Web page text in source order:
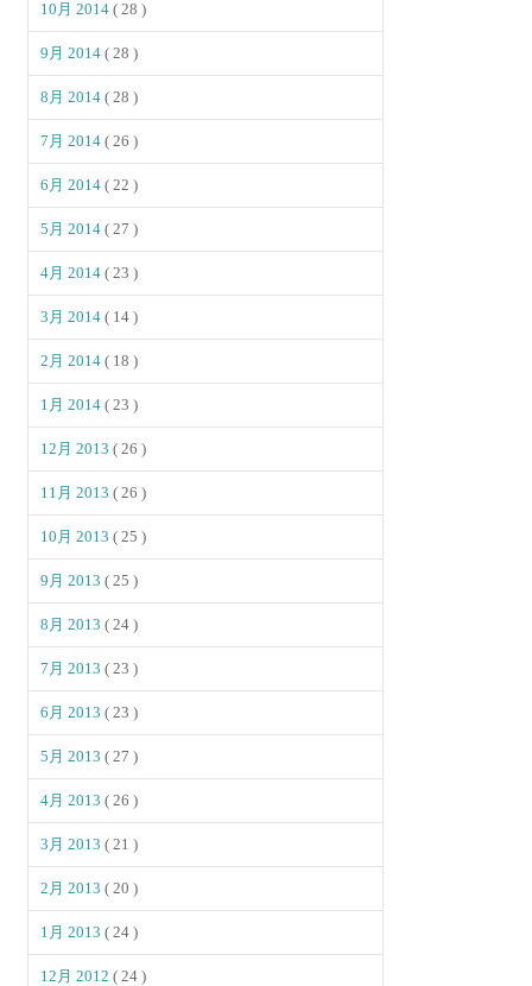
10月 2014( 28 )
9月 2014( 28 )
8月 2014( 28 )
7月 2014( 26 )
6月 2014( 22 )
5月 2014( 27 )
4月 2014( 23 )
3月 2014( 14 )
2月 2014( 18 )
1月 2014( 23 )
12月 2013( 26 )
11月 2013( 26 )
10月 2013( 25 )
9月 2013( 25 )
8月 2013( 24 )
7月 2013( 23 )
6月 2013( 23 )
5月 2013( 27 )
4月 2013( 26 )
3月 2013( 21 )
2月 2013( 20 )
1月 2013( 24 )
12月 2012( 24 )